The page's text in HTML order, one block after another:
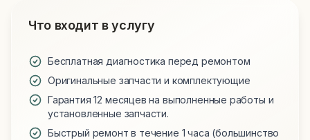
Что входит в услугу
Бесплатная диагностика перед ремонтом
Оригинальные запчасти и комплектующие
Гарантия 12 месяцев на выполненные работы и
установленные запчасти.
Быстрый ремонт в течение 1 часа (большинство